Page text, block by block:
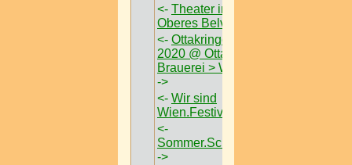
<- Theater im Park @
Oberes Belvedere
<- Ottakringer Bierfest
2020 @ Ottakringer
Brauerei > W < 16 Bez
->
<- Wir sind
Wien.Festival 2020
<-
Sommer.Schlössl.Markt
->